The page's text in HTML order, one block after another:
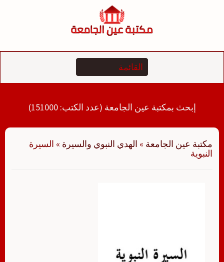
إبحث بمكتبة عين الجامعة (عدد الكتب: 151000)
مكتبة عين الجامعة » الهدي النبوي والسيرة » السيرة
النبوية